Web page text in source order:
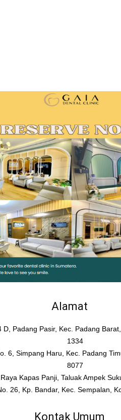
Alamat
D, Padang Pasir, Kec. Padang
1334
6, Simpang Haru, Kec. Padang
8077
Kapas Panji, Taluak Ampek
26, Kp. Bandar, Kec. Sempalan,
Kontak Umum